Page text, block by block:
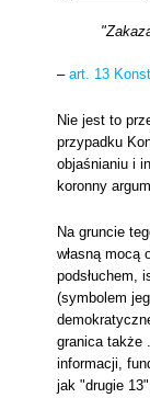
– art. 13
Nie jest to
przypadku
objaśnianiu i
koronny
Na gruncie
własną mocą
podsłuchem,
(symbolem
granica także
informacji,
jak "drugie